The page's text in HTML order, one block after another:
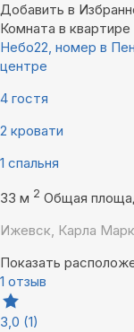
Добавить в
Комната в квартире
Небо22, номер в
центре
4 гостя
2 кровати
1 спальня
33 м 2 Общая
Ижевск, Карла
Показать
1 отзыв
3,0 (1)